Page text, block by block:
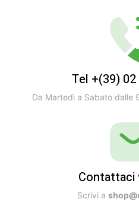
Tel +(39) 02
Da Martedì a Sabato dalle
Contattaci
Scrivi a